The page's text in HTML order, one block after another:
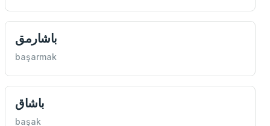
باشارمق
başarmak
باشاق
başak